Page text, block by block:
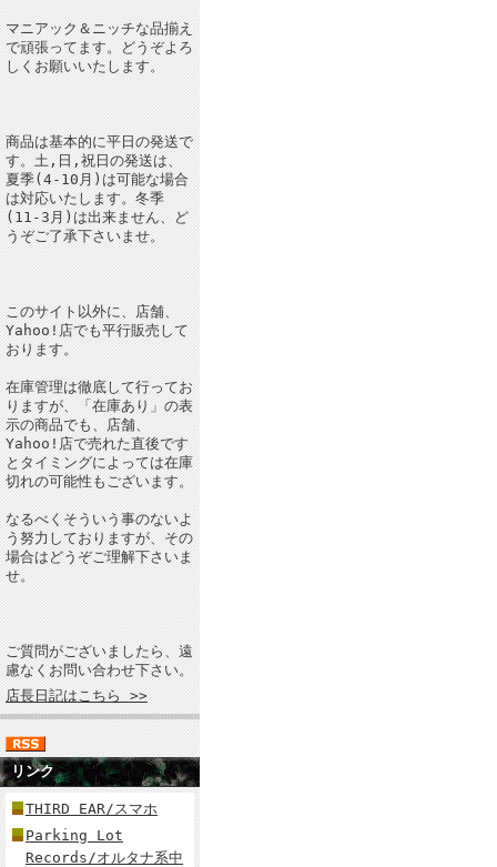
マニアック＆ニッチな品揃え
で頑張ってます。どうぞよろ
しくお願いいたします。
商品は基本的に平日の発送で
す。土,日,祝日の発送は、
夏季(4-10月)は可能な場合
は対応いたします。冬季
(11-3月)は出来ません、ど
うぞご了承下さいませ。
このサイト以外に、店舗、
Yahoo!店でも平行販売して
おります。
在庫管理は徹底して行ってお
りますが、「在庫あり」の表
示の商品でも、店舗、
Yahoo!店で売れた直後です
とタイミングによっては在庫
切れの可能性もございます。
なるべくそういう事のないよ
う努力しておりますが、その
場合はどうぞご理解下さいま
せ。
ご質問がございましたら、遠
慮なくお問い合わせ下さい。
店長日記はこちら >>
リンク
THIRD EAR/スマホ
Parking Lot
Records/オルタナ系中